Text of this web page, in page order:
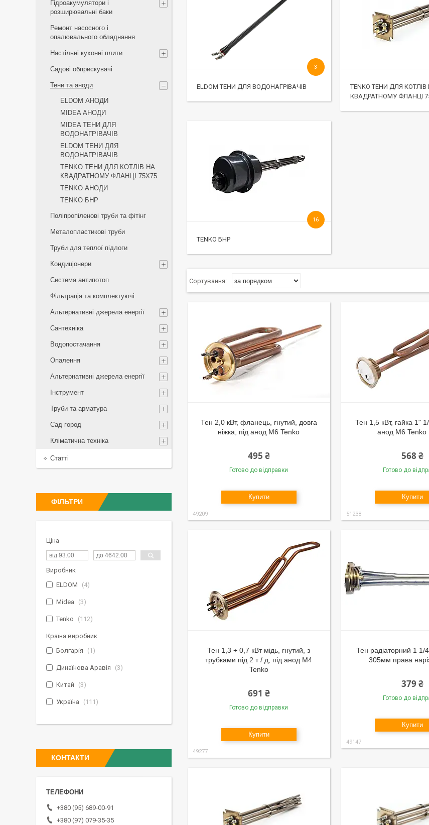
ELDOM ТЕНИ ДЛЯ ВОДОНАГРІВАЧІВ
3
TENKO ТЕНИ ДЛЯ КОТЛІВ
КВАДРАТНОМУ ФЛАНЦІ
TENKO БНР
16
Тен 2,0 кВт, фланець, гнутий, довга
ніжка, під анод М6 Tenko
495 ₴
Готово до відправки
Купити
49209
Тен 1,5 кВт, гайка 1"
анод М6 Tenko
568 ₴
Готово до
Купити
51238
Тен 1,3 + 0,7 кВт мідь, гнутий, з
трубками під 2 т / д, під анод М4
Tenko
691 ₴
Готово до відправки
Купити
49277
Тен радіаторний 1 1/
305мм права
379 ₴
Готово до
Купити
49147
Гідроакумулятори і
розширювальні баки
Ремонт насосного і
опалювального обладнання
Настільні кухонні плити
Садові обприскувачі
Тени та аноди
ELDOM АНОДИ
MIDEA АНОДИ
MIDEA ТЕНИ ДЛЯ
ВОДОНАГРІВАЧІВ
ELDOM ТЕНИ ДЛЯ
ВОДОНАГРІВАЧІВ
TENKO ТЕНИ ДЛЯ КОТЛІВ НА
КВАДРАТНОМУ ФЛАНЦІ 75Х75
TENKO АНОДИ
TENKO БНР
Поліпропіленові труби та фітінг
Металопластикові труби
Труби для теплої підлоги
Кондиціонери
Система антипотоп
Фільтрація та комплектуючі
Альтернативні джерела енергії
Сантехніка
Водопостачання
Опалення
Альтернативні джерела енергії
Інструмент
Труби та арматура
Сад город
Кліматична техніка
Статті
ФІЛЬТРИ
Ціна
Виробник
ELDOM
4
Midea 3
Tenko 112
Країна виробник
Болгарія
1
Динаїнова Аравія 3
Китай 3
Україна 111
КОНТАКТИ
+380 (95) 689-00-91
+380 (97) 079-35-35